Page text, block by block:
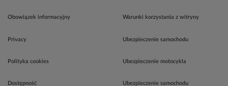
Obowiązek informacyjny
Privacy
Polityka cookies
Dostępność
Warunki korzystania z witryny
Ubezpieczenie samochodu
Ubezpieczenie motocykla
Ubezpieczenie samochodu